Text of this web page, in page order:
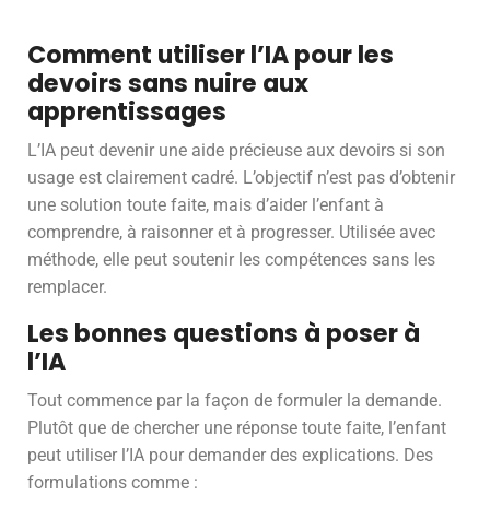
Comment utiliser l’IA pour les
devoirs sans nuire aux
apprentissages
L’IA peut devenir une aide précieuse aux devoirs si son
usage est clairement cadré. L’objectif n’est pas d’obtenir
une solution toute faite, mais d’aider l’enfant à
comprendre, à raisonner et à progresser. Utilisée avec
méthode, elle peut soutenir les compétences sans les
remplacer.
Les bonnes questions à poser à
l’IA
Tout commence par la façon de formuler la demande.
Plutôt que de chercher une réponse toute faite, l’enfant
peut utiliser l’IA pour demander des explications. Des
formulations comme :